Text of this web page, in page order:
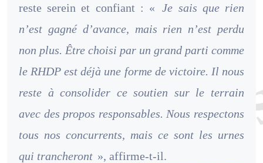
reste serein et confiant : «
Je sais que rien
n’est gagné d’avance, mais rien n’est perdu
non plus. Être choisi par un grand parti comme
le RHDP est déjà une forme de victoire. Il nous
reste à consolider ce soutien sur le terrain
avec des propos responsables. Nous respectons
tous nos concurrents, mais ce sont les urnes
qui trancheront », affirme-t-il.